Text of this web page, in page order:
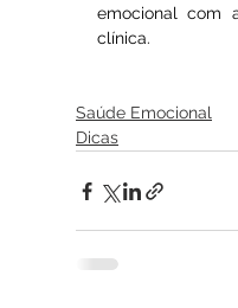
emocional com
clínica.
Saúde Emocional
Dicas